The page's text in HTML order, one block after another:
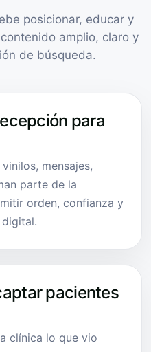
posicionar, educar y
amplio, claro y
de búsqueda.
para
mensajes,
parte de la
orden, confianza y
pacientes
clínica lo que vio